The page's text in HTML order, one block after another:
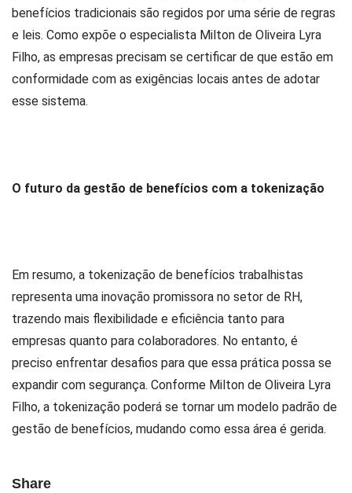
benefícios tradicionais são regidos por uma série de regras
e leis. Como expõe o especialista Milton de Oliveira Lyra
Filho, as empresas precisam se certificar de que estão em
conformidade com as exigências locais antes de adotar
esse sistema.
O futuro da gestão de benefícios com a tokenização
Em resumo, a tokenização de benefícios trabalhistas
representa uma inovação promissora no setor de RH,
trazendo mais flexibilidade e eficiência tanto para
empresas quanto para colaboradores. No entanto, é
preciso enfrentar desafios para que essa prática possa se
expandir com segurança. Conforme Milton de Oliveira Lyra
Filho, a tokenização poderá se tornar um modelo padrão de
gestão de benefícios, mudando como essa área é gerida.
Share